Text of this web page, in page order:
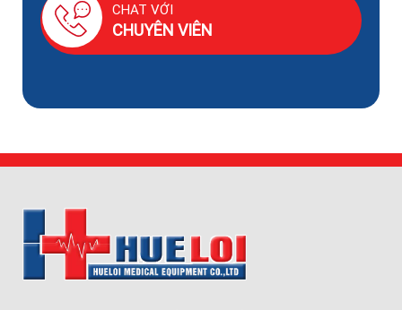
CHAT VỚI
CHUYÊN VIÊN